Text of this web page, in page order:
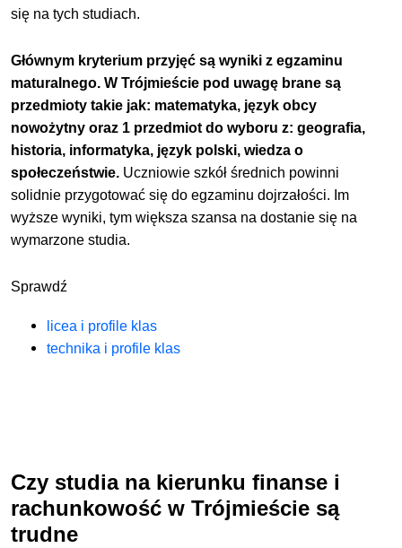
się na tych studiach.
Głównym kryterium przyjęć są wyniki z egzaminu
maturalnego. W Trójmieście pod uwagę brane są
przedmioty takie jak: matematyka, język obcy
nowożytny oraz 1 przedmiot do wyboru z: geografia,
historia, informatyka, język polski, wiedza o
społeczeństwie. Uczniowie szkół średnich powinni
solidnie przygotować się do egzaminu dojrzałości. Im
wyższe wyniki, tym większa szansa na dostanie się na
wymarzone studia.
Sprawdź
licea i profile klas
technika i profile klas
Czy studia na kierunku finanse i
rachunkowość w Trójmieście są
trudne